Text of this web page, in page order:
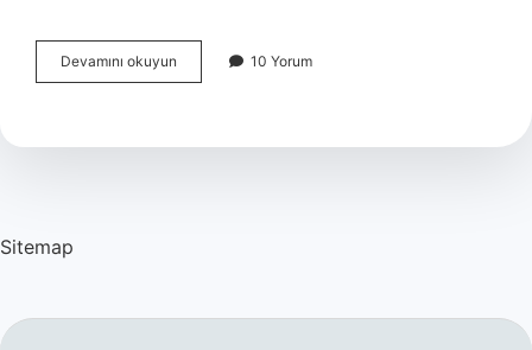
Devamını okuyun
Uzmanı
Denir
10 Yorum
Sitemap